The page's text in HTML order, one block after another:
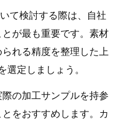
て検討する際は、自社
が最も重要です。素材
れる精度を整理した上
定しましょう。
の加工サンプルを持参
をおすすめします。カ